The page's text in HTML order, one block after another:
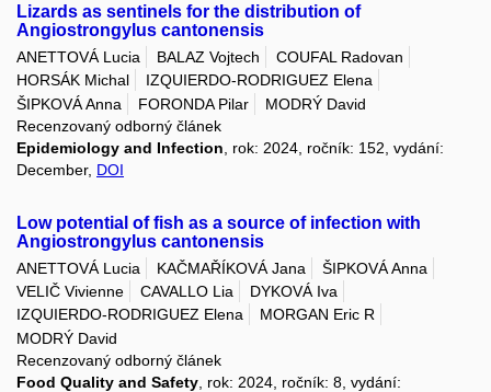
Lizards as sentinels for the distribution of
Angiostrongylus cantonensis
ANETTOVÁ Lucia BALAZ Vojtech
COUFAL Radovan
HORSÁK Michal
IZQUIERDO-RODRIGUEZ Elena
ŠIPKOVÁ Anna
FORONDA Pilar
MODRÝ David
Recenzovaný odborný článek
Epidemiology and Infection , rok: 2024, ročník: 152, vydání:
December, DOI
Low potential of fish as a source of infection with
Angiostrongylus cantonensis
ANETTOVÁ Lucia KAČMAŘÍKOVÁ Jana
ŠIPKOVÁ Anna
VELIČ Vivienne
CAVALLO Lia
DYKOVÁ Iva
IZQUIERDO-RODRIGUEZ Elena
MORGAN Eric R
MODRÝ David
Recenzovaný odborný článek
Food Quality and Safety , rok: 2024, ročník: 8, vydání: